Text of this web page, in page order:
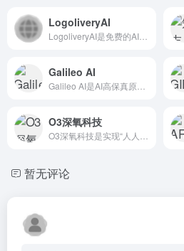
LogoliveryAI
Galileo AI
O3深氧科技
暂无评论